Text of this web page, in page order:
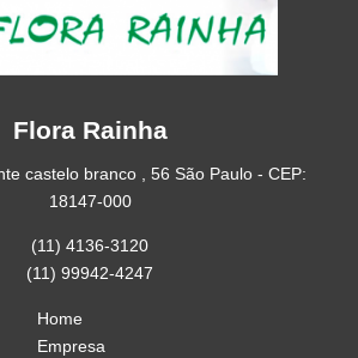
Flora Rainha
castelo branco , 56 São Paulo - CEP:
18147-000
(11) 4136-3120
(11) 99942-4247
Home
Empresa